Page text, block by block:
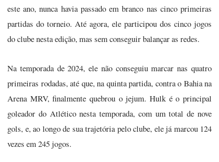
este ano, nunca havia passado em branco nas cinco primeiras
partidas do torneio. Até agora, ele participou dos cinco jogos
do clube nesta edição, mas sem conseguir balançar as redes.
Na temporada de 2024, ele não conseguiu marcar nas quatro
primeiras rodadas, até que, na quinta partida, contra o Bahia na
Arena MRV, finalmente quebrou o jejum. Hulk é o principal
goleador do Atlético nesta temporada, com um total de nove
gols, e, ao longo de sua trajetória pelo clube, ele já marcou 124
vezes em 245 jogos.